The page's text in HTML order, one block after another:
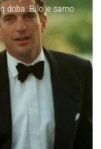
doba. Bilo je samo